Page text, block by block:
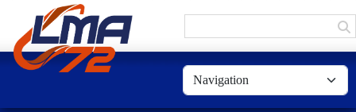
Panneau de gestion des cookies